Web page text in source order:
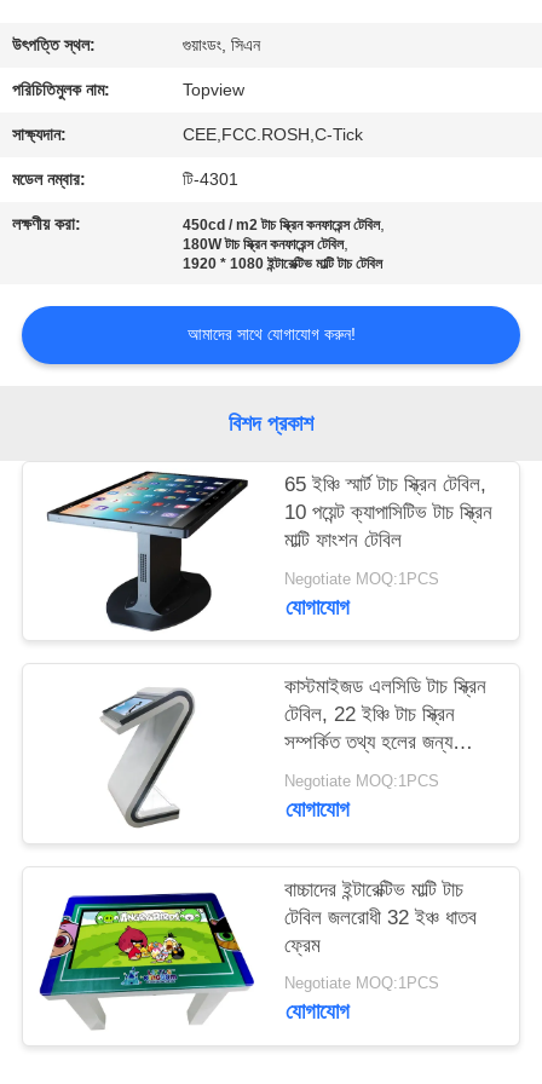
যোগাযোগ
করুন
খবর
জন্য
আবেদন
PRIVACY
POLICY
উৎপত্তি স্থল: গুয়াংডং, সিএন
পরিচিতিমুলক নাম: Topview
সাক্ষ্যদান: CEE,FCC.ROSH,C-Tick
মডেল নম্বার: টি-4301
লক্ষণীয় করা: 450cd / m2 টাচ স্ক্রিন কনফারেন্স টেবিল,
180W টাচ স্ক্রিন কনফারেন্স টেবিল,
1920 * 1080 ইন্টারেক্টিভ মাল্টি টাচ টেবিল
আমাদের সাথে যোগাযোগ করুন!
বিশদ প্রকাশ
65 ইঞ্চি স্মার্ট টাচ স্ক্রিন টেবিল,
10 পয়েন্ট ক্যাপাসিটিভ টাচ স্ক্রিন
মাল্টি ফাংশন টেবিল
Negotiate MOQ:1PCS
যোগাযোগ
কাস্টমাইজড এলসিডি টাচ স্ক্রিন
টেবিল, 22 ইঞ্চি টাচ স্ক্রিন
সম্পর্কিত তথ্য হলের জন্য
কিয়স্ক
Negotiate MOQ:1PCS
যোগাযোগ
বাচ্চাদের ইন্টারেক্টিভ মাল্টি টাচ
টেবিল জলরোধী 32 ইঞ্চ ধাতব
ফ্রেম
Negotiate MOQ:1PCS
যোগাযোগ